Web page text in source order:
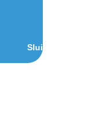
Sluit Douches